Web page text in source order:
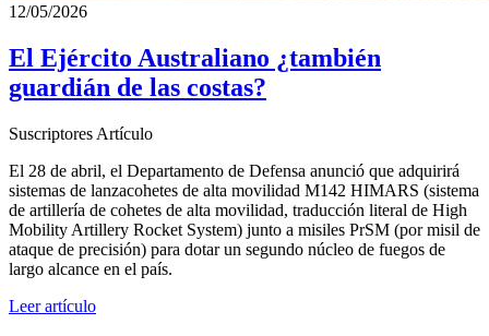
12/05/2026
El Ejército Australiano ¿también
guardián de las costas?
Suscriptores Artículo
El 28 de abril, el Departamento de Defensa anunció que adquirirá
sistemas de lanzacohetes de alta movilidad M142 HIMARS (sistema
de artillería de cohetes de alta movilidad, traducción literal de High
Mobility Artillery Rocket System) junto a misiles PrSM (por misil de
ataque de precisión) para dotar un segundo núcleo de fuegos de
largo alcance en el país.
Leer artículo